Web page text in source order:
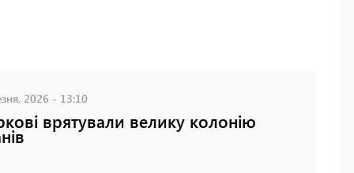
2026 - 13:10
врятували велику колонію